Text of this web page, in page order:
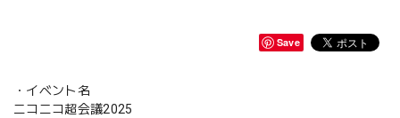
Save
・イベント名
ニコニコ超会議2025